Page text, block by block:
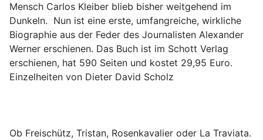
Mensch Carlos Kleiber blieb bisher weitgehend im
Dunkeln. Nun ist eine erste, umfangreiche, wirkliche
Biographie aus der Feder des Journalisten Alexander
Werner erschienen. Das Buch ist im Schott Verlag
erschienen, hat 590 Seiten und kostet 29,95 Euro.
Einzelheiten von Dieter David Scholz
Ob Freischütz, Tristan, Rosenkavalier oder La Traviata.